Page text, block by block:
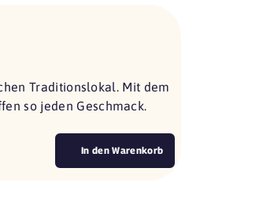
Traditionslokal. Mit dem
so jeden Geschmack.
In den Warenkorb